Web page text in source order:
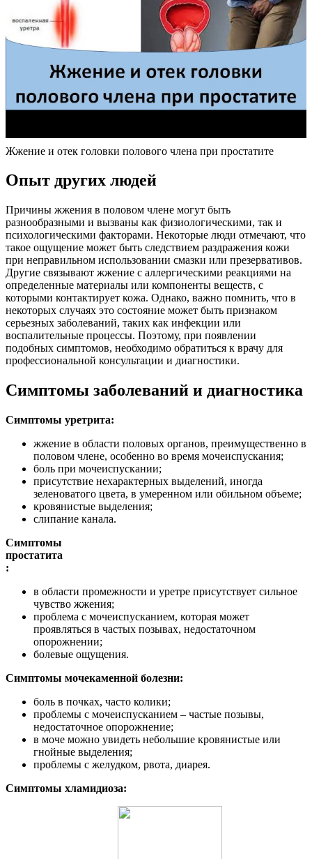
Жжение и отек головки полового члена при простатите
Опыт других людей
Причины жжения в половом члене могут быть
разнообразными и вызваны как физиологическими, так и
психологическими факторами. Некоторые люди отмечают, что
такое ощущение может быть следствием раздражения кожи
при неправильном использовании смазки или презервативов.
Другие связывают жжение с аллергическими реакциями на
определенные материалы или компоненты веществ, с
которыми контактирует кожа. Однако, важно помнить, что в
некоторых случаях это состояние может быть признаком
серьезных заболеваний, таких как инфекции или
воспалительные процессы. Поэтому, при появлении
подобных симптомов, необходимо обратиться к врачу для
профессиональной консультации и диагностики.
Симптомы заболеваний и диагностика
Симптомы уретрита:
жжение в области половых органов, преимущественно в
половом члене, особенно во время мочеиспускания;
боль при мочеиспускании;
присутствие нехарактерных выделений, иногда
зеленоватого цвета, в умеренном или обильном объеме;
кровянистые выделения;
слипание канала.
Симптомы
простатита
:
в области промежности и уретре присутствует сильное
чувство жжения;
проблема с мочеиспусканием, которая может
проявляться в частых позывах, недостаточном
опорожнении;
болевые ощущения.
Симптомы мочекаменной болезни:
боль в почках, часто колики;
проблемы с мочеиспусканием – частые позывы,
недостаточное опорожнение;
в моче можно увидеть небольшие кровянистые или
гнойные выделения;
проблемы с желудком, рвота, диарея.
Симптомы хламидиоза: